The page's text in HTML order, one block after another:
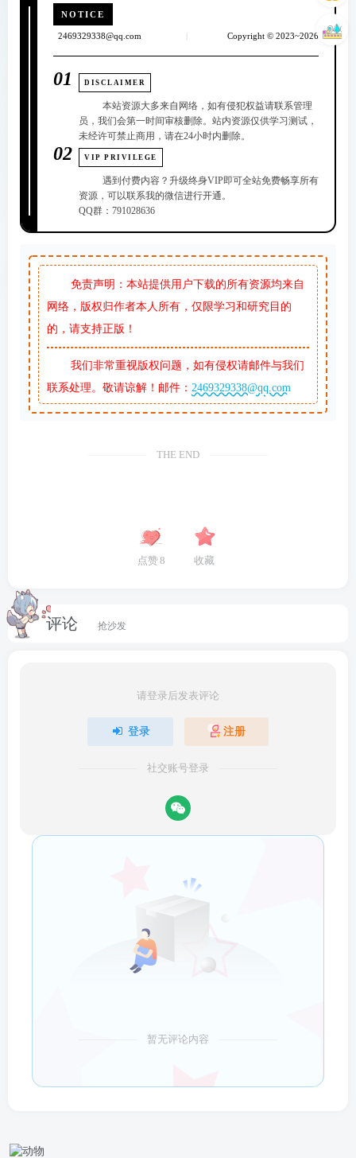
NOTICE
2469329338@qq.com Copyright © 2023~2026
01 DISCLAIMER
本站资源大多来自网络，如有侵犯权益请联系管理
员，我们会第一时间审核删除。站内资源仅供学习测试，
未经许可禁止商用，请在24小时内删除。
02 VIP PRIVILEGE
遇到付费内容？升级终身VIP即可全站免费畅享所有
资源，可以联系我的微信进行开通。
QQ群：791028636
免责声明：本站提供用户下载的所有资源均来自
网络，版权归作者本人所有，仅限学习和研究目的
的，请支持正版！
我们非常重视版权问题，如有侵权请邮件与我们
联系处理。敬请谅解！邮件： 2469329338@qq.com
THE END
点赞8 收藏
评论 抢沙发
请登录后发表评论
登录 注册
社交账号登录
暂无评论内容